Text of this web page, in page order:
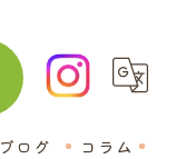
ブログ コラム